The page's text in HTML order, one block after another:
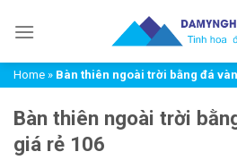
đến
dungHome » Bàn thiên ngoài trời bằng đá
Bàn thiên ngoài trời
giá rẻ 106